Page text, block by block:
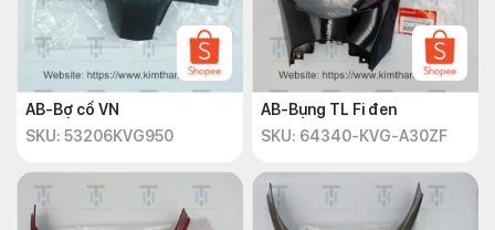
AB-Bợ cổ VN
SKU: 53206KVG950
AB-Bụng TL Fi đen
SKU: 64340-KVG-A30ZF